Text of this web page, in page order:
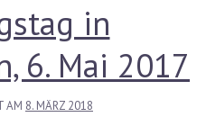
in
6. Mai 2017
AM 8. MÄRZ 2018